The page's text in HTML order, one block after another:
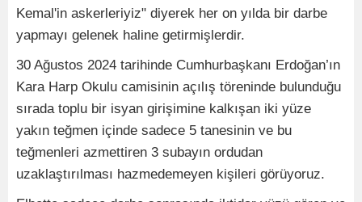
Kemal'in askerleriyiz" diyerek her on yılda bir darbe
yapmayı gelenek haline getirmişlerdir.
30 Ağustos 2024 tarihinde Cumhurbaşkanı Erdoğan’ın
Kara Harp Okulu camisinin açılış töreninde bulunduğu
sırada toplu bir isyan girişimine kalkışan iki yüze
yakın teğmen içinde sadece 5 tanesinin ve bu
teğmenleri azmettiren 3 subayın ordudan
uzaklaştırılması hazmedemeyen kişileri görüyoruz.